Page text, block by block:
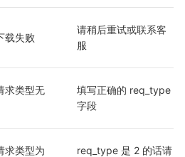
载失败
请稍后重试或联系客
服
求类型无
填写正确的 req_type
字段
求类型为
req_type 是 2 的话请